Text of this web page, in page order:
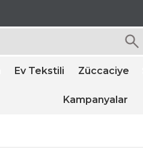
Ev Tekstili Züccaciye
Kampanyalar